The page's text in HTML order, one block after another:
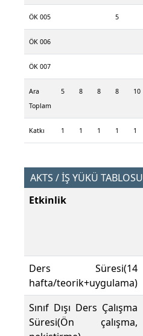
ÖK 005 5
ÖK 006
ÖK 007
Ara
Toplam
5 8 8 8 10
Katkı 1 1 1 1 1
AKTS / İŞ YÜKÜ TABLOSU
Etkinlik
Ders Süresi(14
hafta/teorik+uygulama)
Sınıf Dışı Ders Çalışma
Süresi(Ön çalışma,